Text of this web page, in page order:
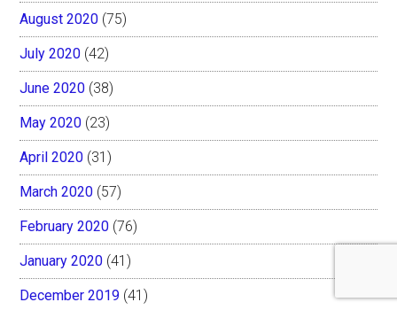
August 2020 (75)
July 2020 (42)
June 2020 (38)
May 2020 (23)
April 2020 (31)
March 2020 (57)
February 2020 (76)
January 2020 (41)
December 2019 (41)